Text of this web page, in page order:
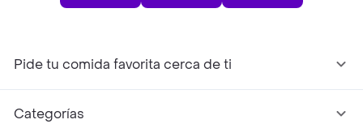
Pide tu comida favorita cerca de ti
Categorías